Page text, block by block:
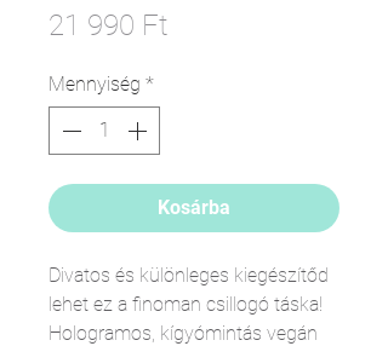
21 990 Ft
Mennyiség *
Kosárba
Divatos és különleges kiegészítőd
lehet ez a finoman csillogó táska!
Hologramos, kígyómintás vegán